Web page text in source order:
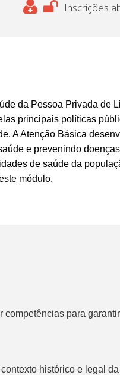
Inscrições
da Pessoa Privada de
principais políticas
A Atenção Básica
e prevenindo
de saúde da
módulo.
competências para
histórico e legal